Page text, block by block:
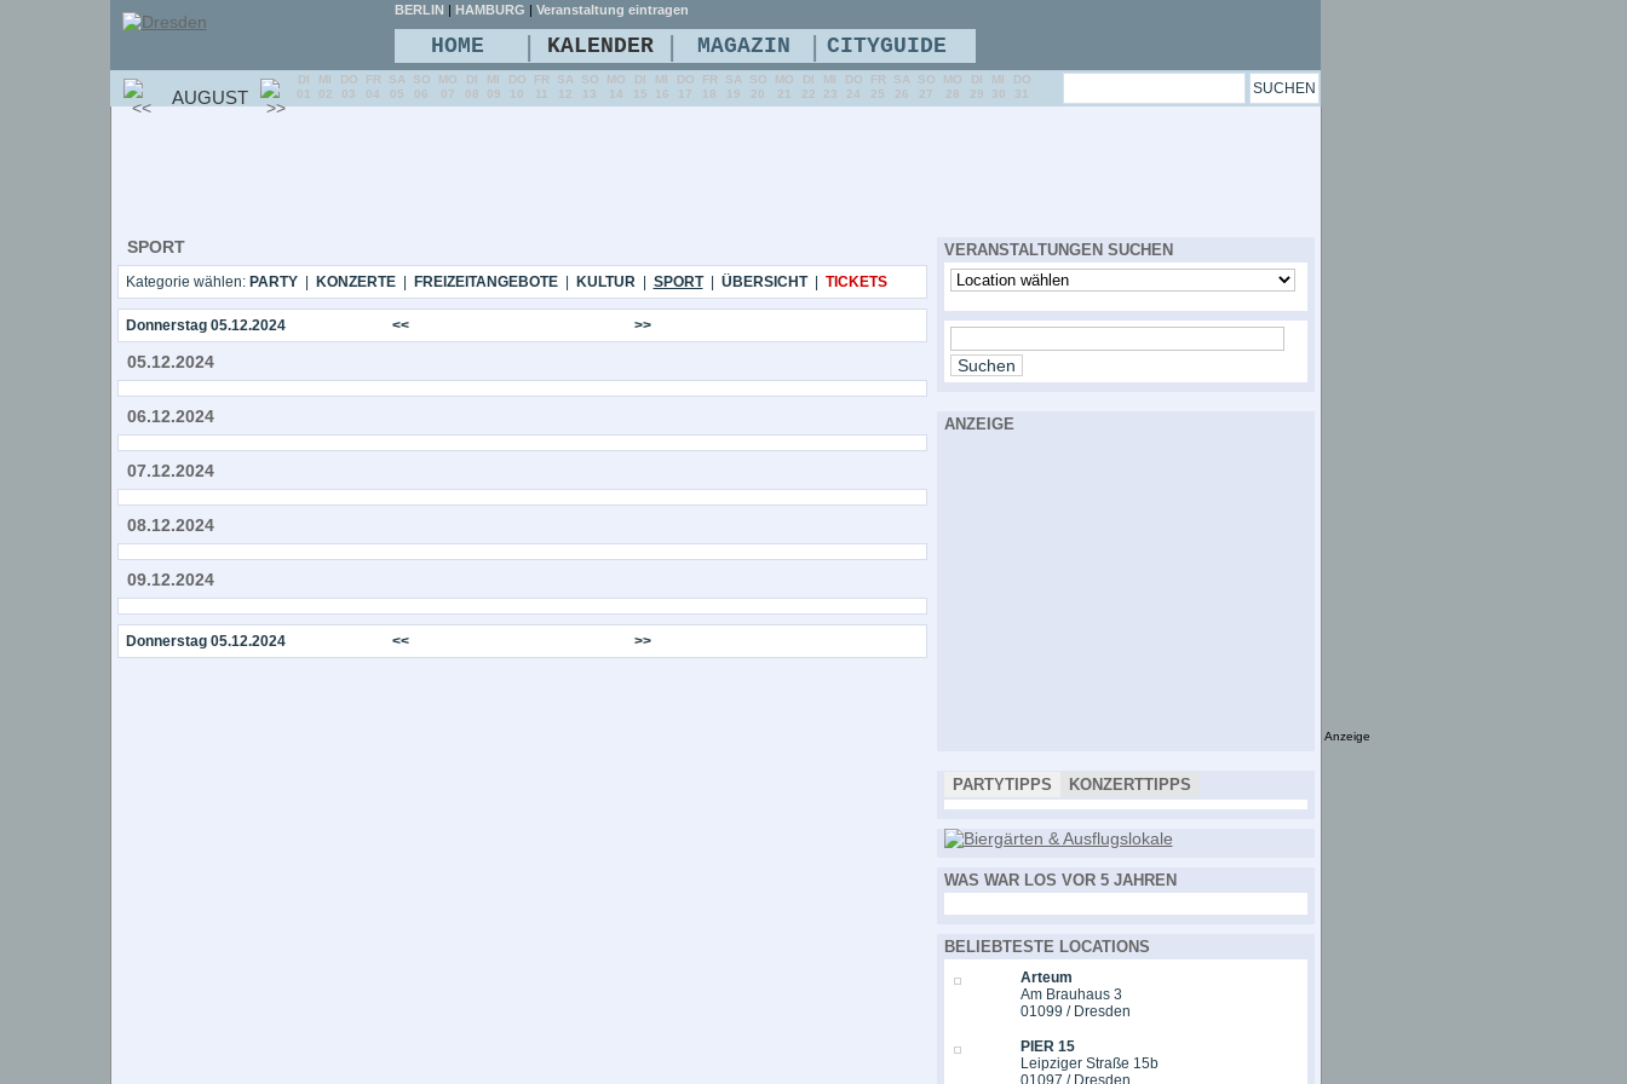
SPORT
Kategorie wählen: PARTY| KONZERTE| FREIZEITANGEBOTE| KULTUR| SPORT| ÜBERSICHT| TICKETS
Donnerstag 05.12.2024 << >>
05.12.2024
06.12.2024
07.12.2024
08.12.2024
09.12.2024
Donnerstag 05.12.2024 << >>
VERANSTALTUNGEN SUCHEN
ANZEIGE
PARTYTIPPS KONZERTTIPPS
WAS WAR LOS VOR 5 JAHREN
BELIEBTESTE LOCATIONS
Arteum
Am Brauhaus 3
01099 / Dresden
PIER 15
Leipziger Straße 15b
01097 / Dresden
BERLIN | HAMBURG | Veranstaltung eintragen
HOME | KALENDER | MAGAZIN | CITYGUIDE
AUGUST
DI
01
MI
02
DO
03
FR
04
SA
05
SO
06
MO
07
DI
08
MI
09
DO
10
FR
11
SA
12
SO
13
MO
14
DI
15
MI
16
DO
17
FR
18
SA
19
SO
20
MO
21
DI
22
MI
23
DO
24
FR
25
SA
26
SO
27
MO
28
DI
29
MI
30
DO
31
Anzeige